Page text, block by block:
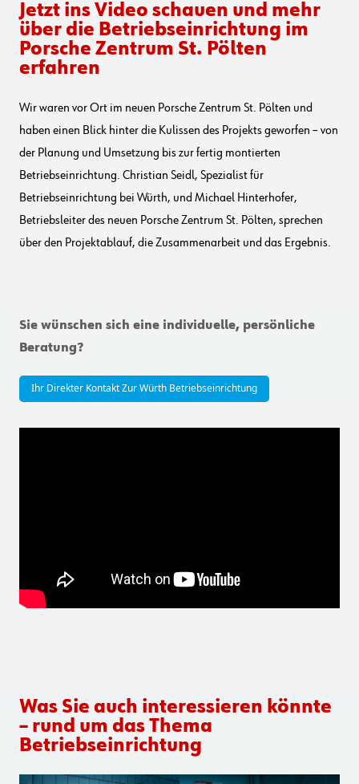
Jetzt ins Video schauen und mehr
über die Betriebseinrichtung im
Porsche Zentrum St. Pölten
erfahren
Wir waren vor Ort im neuen Porsche Zentrum St. Pölten und
haben einen Blick hinter die Kulissen des Projekts geworfen – von
der Planung und Umsetzung bis zur fertig montierten
Betriebseinrichtung. Christian Seidl, Spezialist für
Betriebseinrichtung bei Würth, und Michael Hinterhofer,
Betriebsleiter des neuen Porsche Zentrum St. Pölten, sprechen
über den Projektablauf, die Zusammenarbeit und das Ergebnis.
Sie wünschen sich eine individuelle, persönliche
Beratung?
Ihr Direkter Kontakt Zur Würth Betriebseinrichtung
Was Sie auch interessieren könnte
– rund um das Thema
Betriebseinrichtung